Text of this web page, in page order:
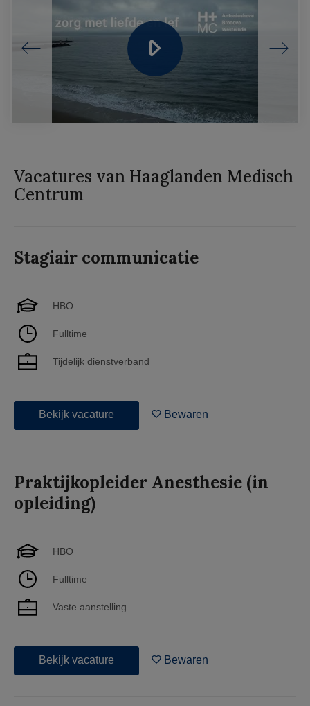
Vacatures van Haaglanden Medisch
Centrum
Stagiair communicatie
HBO
Fulltime
Tijdelijk dienstverband
Bekijk vacature Bewaren
Praktijkopleider Anesthesie (in
opleiding)
HBO
Fulltime
Vaste aanstelling
Bekijk vacature Bewaren